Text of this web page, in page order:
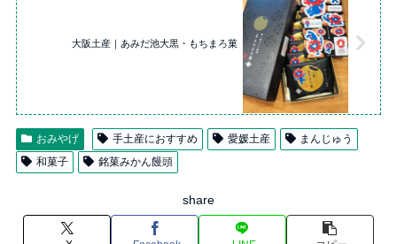
大阪土産｜あみだ池大黒・もちまろ菓
おみやげ 手土産におすすめ 愛媛土産
まんじゅう
和菓子
銘菓みかん饅頭
share